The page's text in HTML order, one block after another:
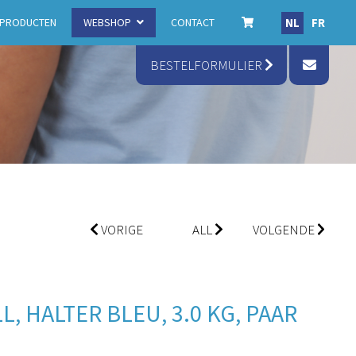
WEBSHOP CONTACT NL FR
BESTELFORMULIER
VORIGE ALL VOLGENDE
HALTER BLEU, 3.0 KG, PAAR